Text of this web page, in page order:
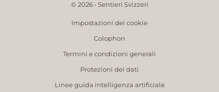
© 2026 • Sentieri Svizzeri
Impostazioni dei cookie
Colophon
Termini e condizioni generali
Protezioni dei dati
Linee guida intelligenza artificiale